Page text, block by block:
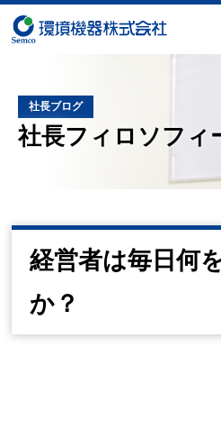
社長ブログ
社長フィロソフィ
経営者は毎日何
か？